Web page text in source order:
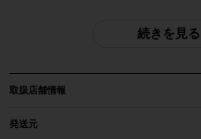
年式
2025年
続きを見る
取扱店舗情報
発送元